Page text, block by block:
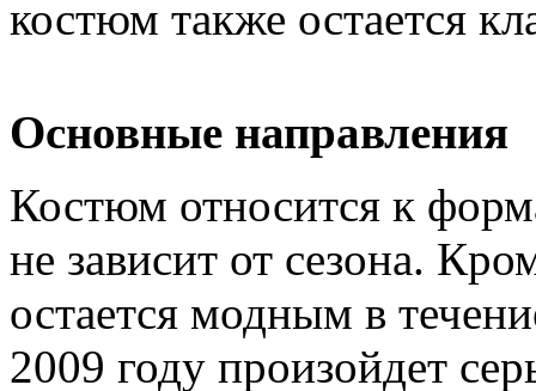
костюм также остается
Основные направления
Костюм относится к
не зависит от сезона.
остается модным в
2009 году произойдет